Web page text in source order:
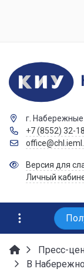
г.
+7 (8552) 32-
Версия для
Личный
Пресс-
В